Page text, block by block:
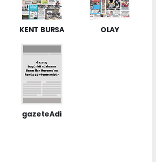
KENT BURSA OLAY
gazeteAdi